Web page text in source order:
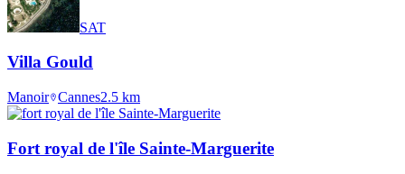
SAT
Villa Gould
Manoir Cannes2.5 km
Fort royal de l'île Sainte-Marguerite